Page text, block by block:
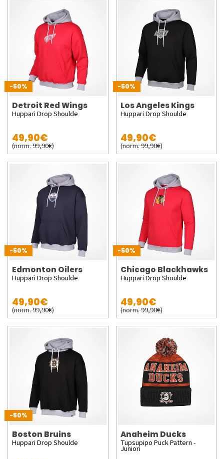
-50%
Detroit Red Wings
Huppari Drop Shoulde
49,90€
(norm. 99,90€)
-50%
Los Angeles Kings
Huppari Drop Shoulde
49,90€
(norm. 99,90€)
-50%
Edmonton Oilers
Huppari Drop Shoulde
49,90€
(norm. 99,90€)
-50%
Chicago Blackhawks
Huppari Drop Shoulde
49,90€
(norm. 99,90€)
-50%
Boston Bruins
Huppari Drop Shoulde
Anaheim Ducks
Tupsupipo Puck Pattern -
Juniori